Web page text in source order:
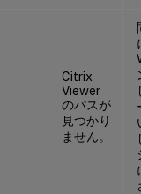
Citrix
Viewer
のパスが
見つかり
ません。